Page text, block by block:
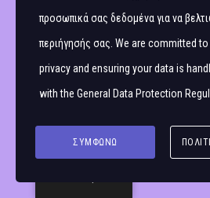
προσωπικά σας δεδομένα για να
περιήγησής σας. We are committed
privacy and ensuring your data is
with the General Data Protection
ΣΥΜΦΩΝΏ